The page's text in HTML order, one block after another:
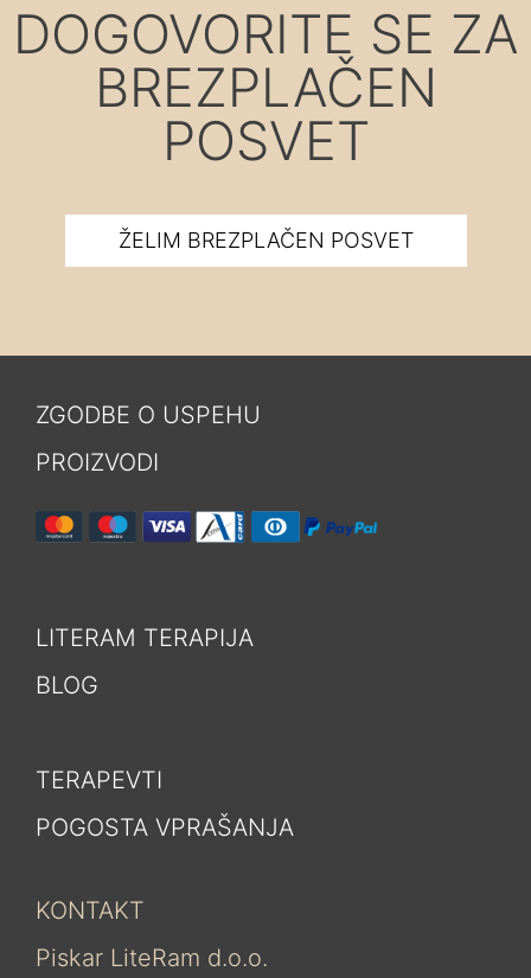
DOGOVORITE SE ZA
BREZPLAČEN
POSVET
ŽELIM BREZPLAČEN POSVET
ZGODBE O USPEHU
PROIZVODI
LITERAM TERAPIJA
BLOG
TERAPEVTI
POGOSTA VPRAŠANJA
KONTAKT
Piskar LiteRam d.o.o.